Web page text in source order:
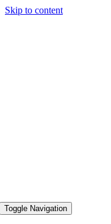
Skip to content
Toggle Navigation